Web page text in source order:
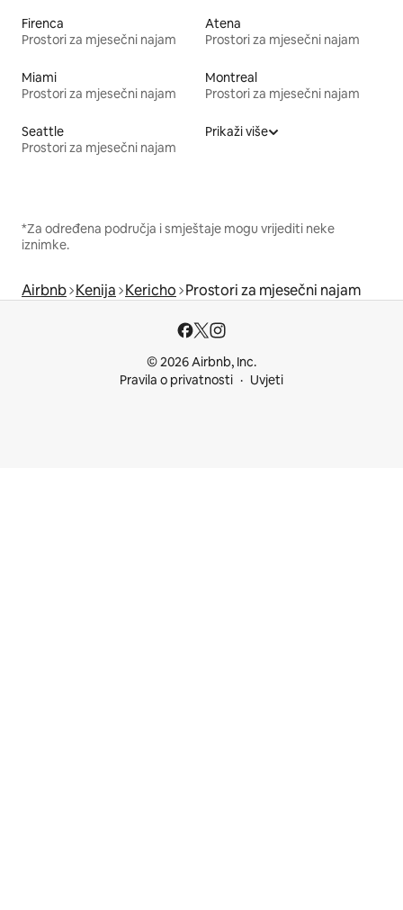
Firenca
Prostori za mjesečni najam
Atena
Prostori za mjesečni najam
Miami
Prostori za mjesečni najam
Montreal
Prostori za mjesečni najam
Seattle
Prostori za mjesečni najam
Prikaži više
*Za određena područja i smještaje mogu vrijediti neke
iznimke.
Airbnb Kenija Kericho Prostori za mjesečni najam
© 2026 Airbnb, Inc.
Pravila o privatnosti
Uvjeti